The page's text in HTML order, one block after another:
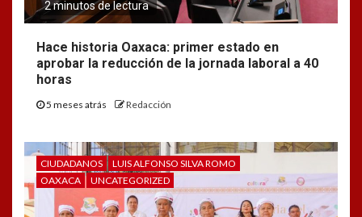
2 minutos de lectura
Hace historia Oaxaca: primer estado en
aprobar la reducción de la jornada laboral a 40
horas
5 meses atrás Redacción
CIUDADANOS
LUIS ALFONSO SILVA ROMO
OAXACA
UNCATEGORIZED